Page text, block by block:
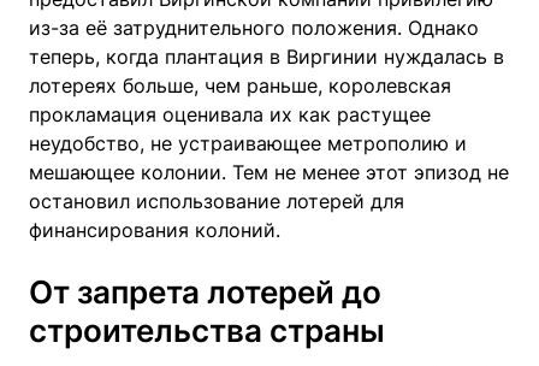
из-за её затруднительного положения. Однако
теперь, когда плантация в Виргинии нуждалась в
лотереях больше, чем раньше, королевская
прокламация оценивала их как растущее
неудобство, не устраивающее метрополию и
мешающее колонии. Тем не менее этот эпизод не
остановил использование лотерей для
финансирования колоний.
От запрета лотерей до
строительства страны